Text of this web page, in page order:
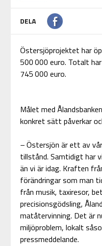
DELA
Östersjöprojektet har
500 000 euro. Totalt
745 000 euro.
Målet med
konkret sätt påverkar
– Östersjön är ett av
tillstånd. Samtidigt har
än vi är idag. Kraften
förändringar som man
från musik, taxiresor,
precisionsgödsling,
matåtervinning. Det är
miljöproblem, lokalt
pressmeddelande.